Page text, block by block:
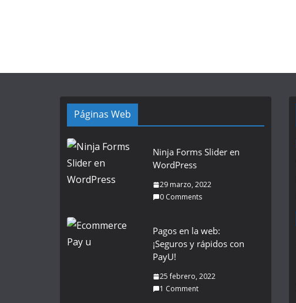
Páginas Web
Ninja Forms Slider en
WordPress
29 marzo, 2022
0 Comments
Pagos en la web:
¡Seguros y rápidos con
PayU!
25 febrero, 2022
1 Comment